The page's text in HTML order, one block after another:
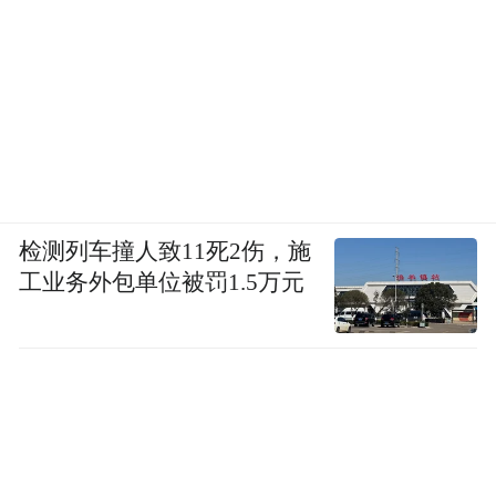
检测列车撞人致11死2伤，施
工业务外包单位被罚1.5万元